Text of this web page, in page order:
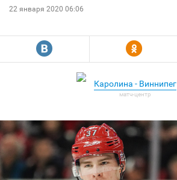
22 января 2020 06:06
R Y
Каролина - Виннипег